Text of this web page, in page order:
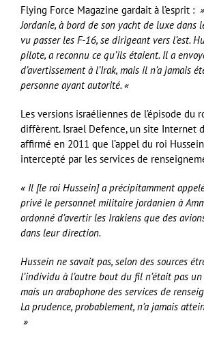
Flying Force Magazine gardait à l’esprit :
Jordanie, à bord de son yacht de luxe dans
vu passer les F-16, se dirigeant vers l’est.
pilote, a reconnu ce qu’ils étaient. Il a
d’avertissement à l’Irak, mais il n’a jamais
personne ayant autorité. «
Les versions israéliennes de l’épisode du
diffèrent. Israel Defence, un site Internet
affirmé en 2011 que l’appel du roi
intercepté par les services de
« Il [le roi Hussein] a précipitamment
privé le personnel militaire jordanien à
ordonné d’avertir les Irakiens que des
dans leur direction.
Hussein ne savait pas, selon des sources
l’individu à l’autre bout du fil n’était pas
mais un arabophone des services de
La prudence, probablement, n’a jamais
»